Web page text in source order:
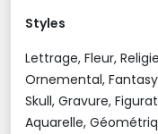
Styles
Lettrage, Fleur,
Ornemental,
Skull, Gravure,
Aquarelle,